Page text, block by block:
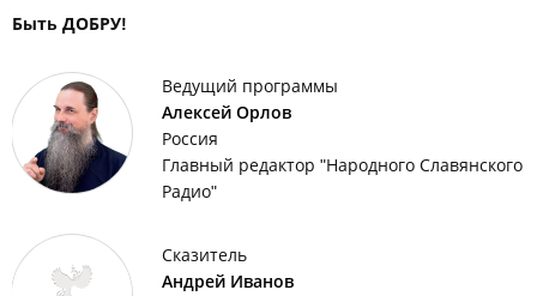
Быть ДОБРУ!
Ведущий программы
Алексей Орлов
Россия
Главный редактор "Народного Славянского
Радио"
Сказитель
Андрей Иванов